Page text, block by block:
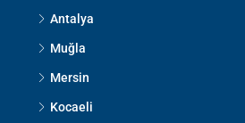
Antalya
Muğla
Mersin
Kocaeli